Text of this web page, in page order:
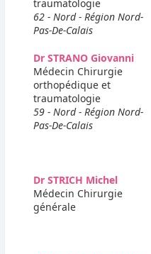
traumatologie
62 - Nord - Région Nord-
Pas-De-Calais
Dr STRANO Giovanni
Médecin Chirurgie
orthopédique et
traumatologie
59 - Nord - Région Nord-
Pas-De-Calais
Dr STRICH Michel
Médecin Chirurgie
générale